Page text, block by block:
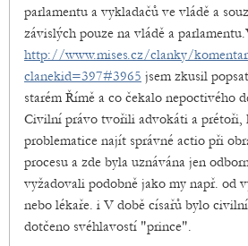
parlamentu a vykladačů ve vládě a
závislých pouze na vládě a
http://www.mises.cz/clanky/
clanekid=397#3965 jsem zkusil
starém Římě a co čekalo nepoctivého
Civilní právo tvořili advokáti a prétoři,
problematice najít správné actio při
procesu a zde byla uznávána jen
vyžadovali podobně jako my např. od
nebo lékaře. i V době císařů bylo
dotčeno svéhlavostí "prince".